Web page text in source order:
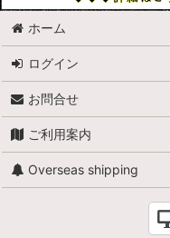
ホーム
ログイン
お問合せ
ご利用案内
Overseas shipping